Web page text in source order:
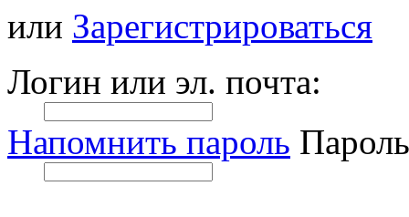
или Зарегистрироваться
Логин или эл. почта:
Напомнить пароль